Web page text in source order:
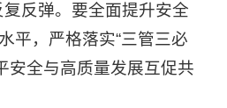
反弹。要全面提升安全
平，严格落实“三管三必
安全与高质量发展互促共